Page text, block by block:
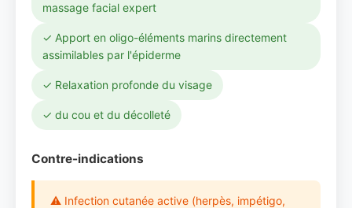
massage facial expert
✓ Apport en oligo-éléments marins directement
assimilables par l'épiderme
✓ Relaxation profonde du visage
✓ du cou et du décolleté
Contre-indications
⚠ Infection cutanée active (herpès, impétigo,